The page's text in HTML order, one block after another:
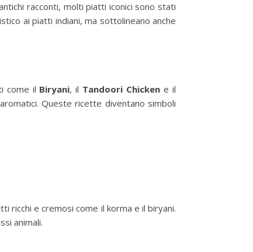
racconti, molti piatti iconici sono stati
ai piatti indiani, ma sottolineano anche
come il Biryani, il Tandoori Chicken e il
Queste ricette diventano simboli
ricchi e cremosi come il korma e il biryani.
animali.